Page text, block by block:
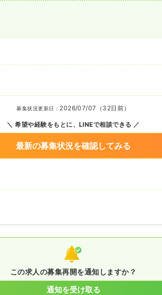
募集状況更新日： 2026/07/07（32日前）
希望や経験をもとに、LINEで相談できる
最新の募集状況を確認してみる
この求人の募集再開を通知しますか？
通知を受け取る